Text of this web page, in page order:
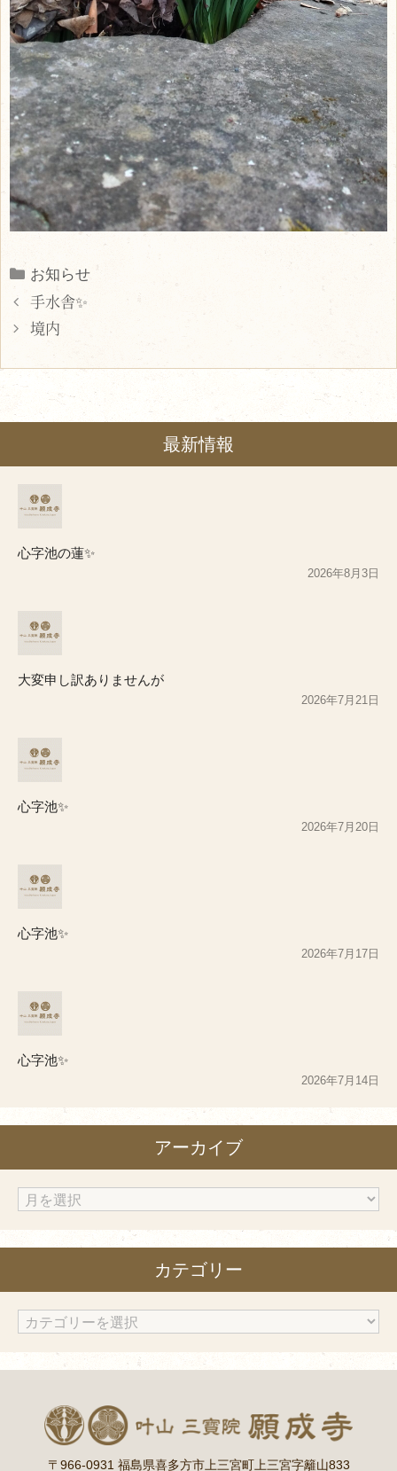
Categories
お知らせ
手水舎✨
境内
最新情報
心字池の蓮✨
2026年8月3日
大変申し訳ありませんが
2026年7月21日
心字池✨
2026年7月20日
心字池✨
2026年7月17日
心字池✨
2026年7月14日
アーカイブ
ア
カ
ブ
カテゴリー
カ
ゴ
〒966-0931 福島県喜多方市上三宮町上三宮字籬山833